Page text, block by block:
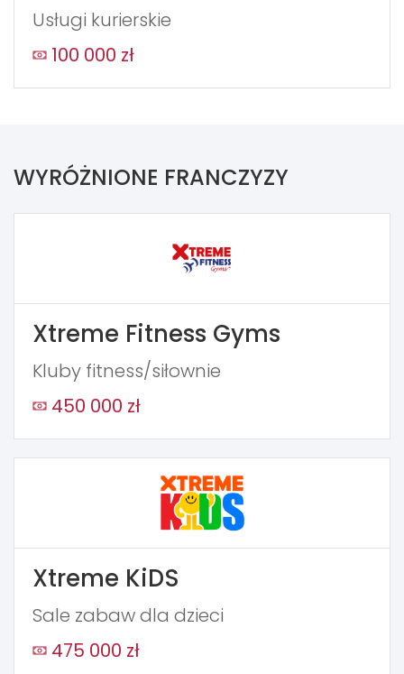
Usługi kurierskie
100 000 zł
WYRÓŻNIONE FRANCZYZY
Xtreme Fitness Gyms
Kluby fitness/siłownie
450 000 zł
Xtreme KiDS
Sale zabaw dla dzieci
475 000 zł